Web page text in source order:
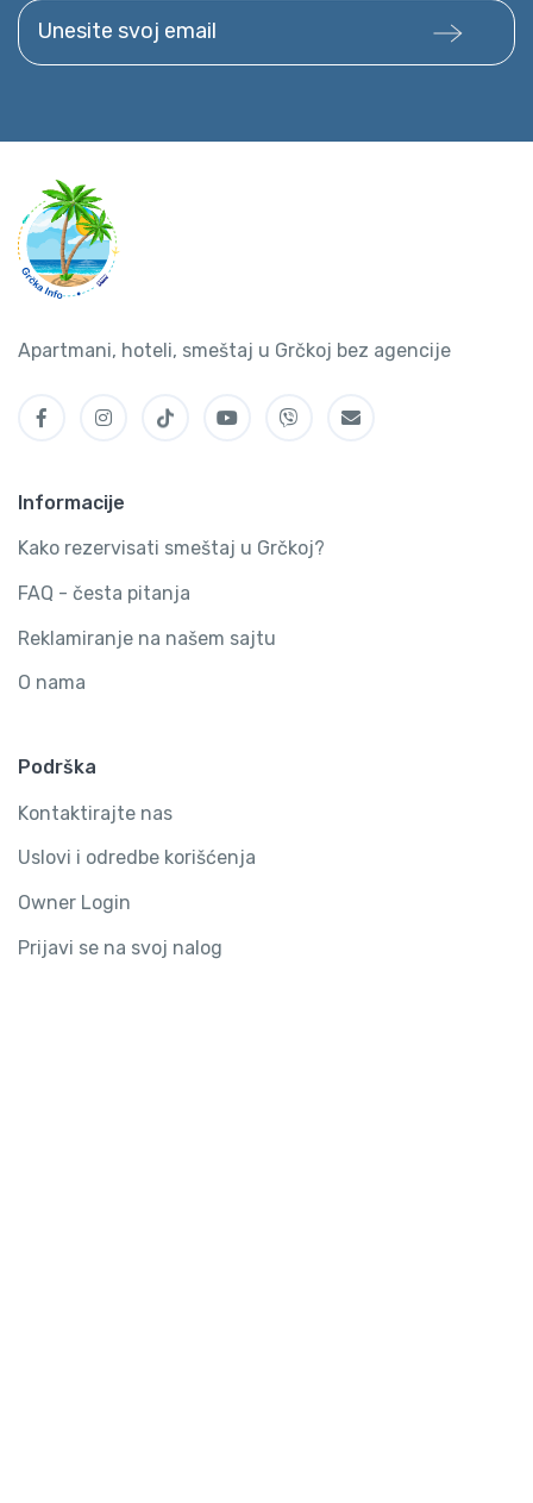
Unesite svoj email
Apartmani, hoteli, smeštaj u Grčkoj bez agencije
Informacije
Kako rezervisati smeštaj u Grčkoj?
FAQ - česta pitanja
Reklamiranje na našem sajtu
O nama
Podrška
Kontaktirajte nas
Uslovi i odredbe korišćenja
Owner Login
Prijavi se na svoj nalog